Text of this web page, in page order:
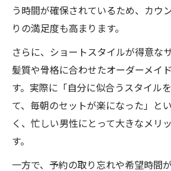
う時間が確保されているため、カウ
りの満足度も高まります。
さらに、ショートスタイルが得意な
髪質や骨格に合わせたオーダーメイ
す。実際に「自分に似合うスタイル
て、毎朝のセットが楽になった」と
く、忙しい男性にとって大きなメリ
す。
一方で、予約の取り忘れや希望時間